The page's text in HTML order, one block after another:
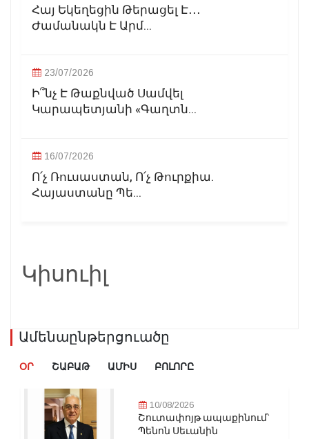
Հայ Եկեղեցին Թերացել Է․․․
Ժամանակն Է Արմ...
23/07/2026
Ի՞նչ Է Թաքնված Սամվել
Կարապետյանի «Գաղտն...
16/07/2026
Ո՛չ Ռուսաստան, Ո՛չ Թուրքիա.
Հայաստանը Պե...
Կիսուիլ
Ամենաընթերցուածը
ՕՐ ՇԱԲԱԹ ԱՄԻՍ ԲՈԼՈՐԸ
10/08/2026
Շուտափոյթ ապաքինում՝
Պենոն Սեւանին